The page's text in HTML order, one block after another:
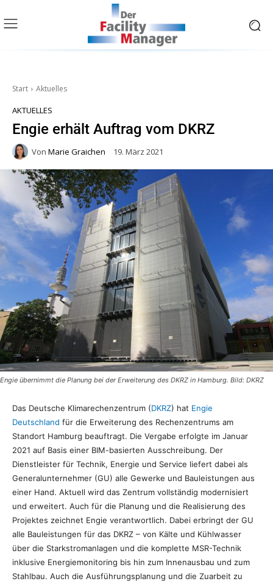
Start Aktuelles
AKTUELLES
Engie erhält Auftrag vom DKRZ
Von Marie Graichen 19. März 2021
Engie übernimmt die Planung bei der Erweiterung des DKRZ in Hamburg. Bild: DKRZ
Das Deutsche Klimarechenzentrum (DKRZ) hat Engie
Deutschland für die Erweiterung des Rechenzentrums am
Standort Hamburg beauftragt. Die Vergabe erfolgte im Januar
2021 auf Basis einer BIM-basierten Ausschreibung. Der
Dienstleister für Technik, Energie und Service liefert dabei als
Generalunternehmer (GU) alle Gewerke und Bauleistungen aus
einer Hand. Aktuell wird das Zentrum vollständig modernisiert
und erweitert. Auch für die Planung und die Realisierung des
Projektes zeichnet Engie verantwortlich. Dabei erbringt der GU
alle Bauleistungen für das DKRZ – von Kälte und Kühlwasser
über die Starkstromanlagen und die komplette MSR-Technik
inklusive Energiemonitoring bis hin zum Innenausbau und zum
Stahlbau. Auch die Ausführungsplanung und die Zuarbeit zu